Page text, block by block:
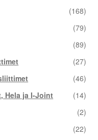
(168)
(79)
(89)
(27)
(46)
Hela ja I-Joint
(14)
(2)
(22)